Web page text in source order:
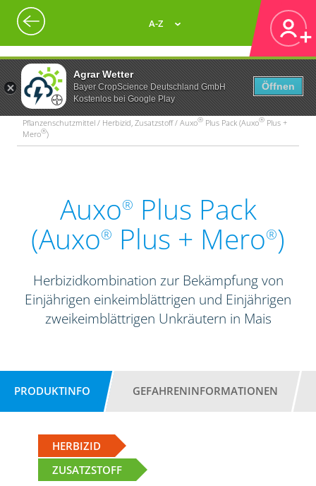
Agrar Wetter
Bayer CropScience Deutschland GmbH
Kostenlos bei Google Play
Öffnen
A-Z
Pflanzenschutzmittel / Herbizid, Zusatzstoff / Auxo® Plus Pack (Auxo® Plus +
Mero®)
Auxo® Plus Pack
(Auxo® Plus + Mero®)
Herbizidkombination zur Bekämpfung von
Einjährigen einkeimblättrigen und Einjährigen
zweikeimblättrigen Unkräutern in Mais
PRODUKTINFO GEFAHRENINFORMATIONEN
HERBIZID
ZUSATZSTOFF